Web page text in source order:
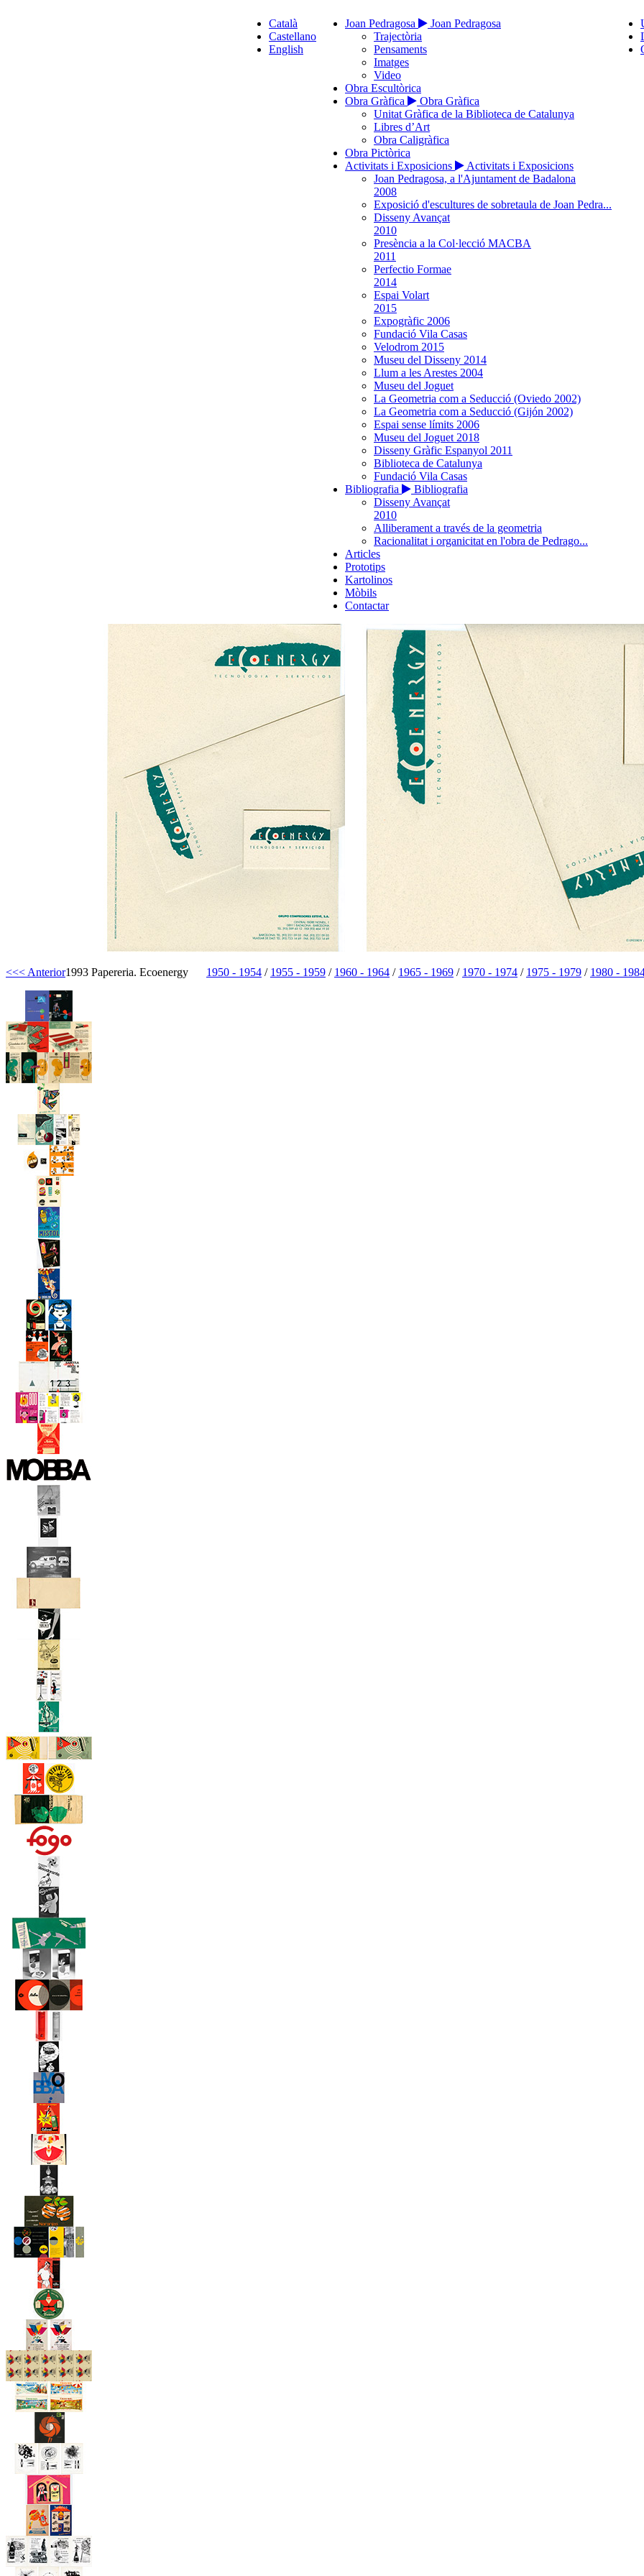
Joan Pedragosa
Joan Pedragosa
Trajectòria
Pensaments
Imatges
Video
Obra Escultòrica
Obra Gràfica
Obra Gràfica
Unitat Gràfica de la Biblioteca de Catalunya
Libres d’Art
Obra Caligràfica
Obra Pictòrica
Activitats i Exposicions
Activitats i Exposicions
Joan Pedragosa, a l'Ajuntament de Badalona
2008
Exposició d'escultures de sobretaula de Joan Pedra...
Disseny Avançat
2010
Presència a la Col·lecció MACBA
2011
Perfectio Formae
2014
Espai Volart
2015
Expogràfic 2006
Fundació Vila Casas
Velodrom 2015
Museu del Disseny 2014
Llum a les Arestes 2004
Museu del Joguet
La Geometria com a Seducció (Oviedo 2002)
La Geometria com a Seducció (Gijón 2002)
Espai sense límits 2006
Museu del Joguet 2018
Disseny Gràfic Espanyol 2011
Biblioteca de Catalunya
Fundació Vila Casas
Bibliografia
Bibliografia
Disseny Avançat
2010
Alliberament a través de la geometria
Racionalitat i organicitat en l'obra de Pedrago...
Articles
Prototips
Kartolinos
Mòbils
Contactar
Català
Castellano
English
<<< Anterior 1950 - 1954 / 1955 - 1959 / 1960 - 1964 / 1965 - 1969 / 1970 - 1974 / 1975 - 1979 / 1980 -
1993 Papereria. Ecoenergy